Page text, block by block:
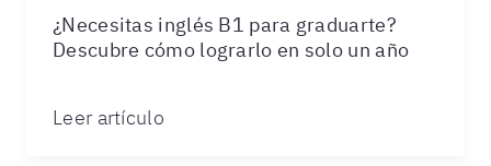
¿Necesitas inglés B1 para graduarte?
Descubre cómo lograrlo en solo un año
Leer artículo